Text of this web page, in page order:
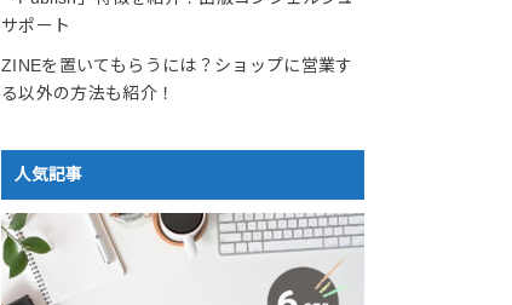
サポート
ZINEを置いてもらうには？ショップに営業す
る以外の方法も紹介！
人気記事